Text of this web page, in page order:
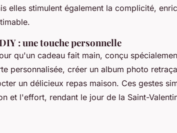
elles stimulent également la complicité,
: une touche personnelle
qu'un cadeau fait main, conçu
personnalisée, créer un album photo
un délicieux repas maison. Ces gestes
et l'effort, rendant le jour de la Saint-